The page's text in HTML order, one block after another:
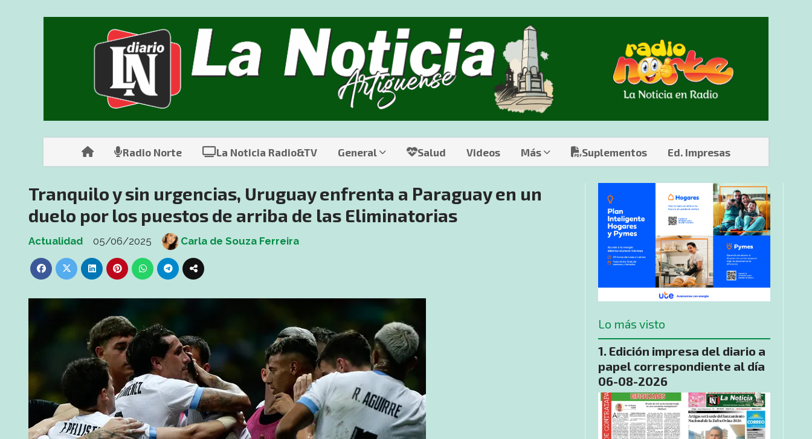
Radio Norte La Noticia Radio&TV General Salud Videos Más Suplementos Ed. Impresas
Tranquilo y sin urgencias, Uruguay enfrenta a Paraguay en un
duelo por los puestos de arriba de las Eliminatorias
Actualidad 05/06/2025 Carla de Souza Ferreira
Lo más visto
Edición impresa del diario a
papel correspondiente al día
06-08-2026